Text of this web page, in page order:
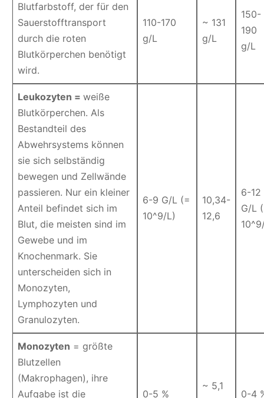
Blutfarbstoff, der für den
Sauerstofftransport
durch die roten
Blutkörperchen benötigt
wird.
110-170
g/L
~ 131
g/L
150-
190
g/L
Leukozyten = weiße
Blutkörperchen. Als
Bestandteil des
Abwehrsystems können
sie sich selbständig
bewegen und Zellwände
passieren. Nur ein kleiner
Anteil befindet sich im
Blut, die meisten sind im
Gewebe und im
Knochenmark. Sie
unterscheiden sich in
Monozyten,
Lymphozyten und
Granulozyten.
6-9 G/L (=
10^9/L)
10,34-
12,6
6-12
G/L
Monozyten = größte
Blutzellen
(Makrophagen), ihre
Aufgabe ist die
0-5 %
~ 5,1
0-4